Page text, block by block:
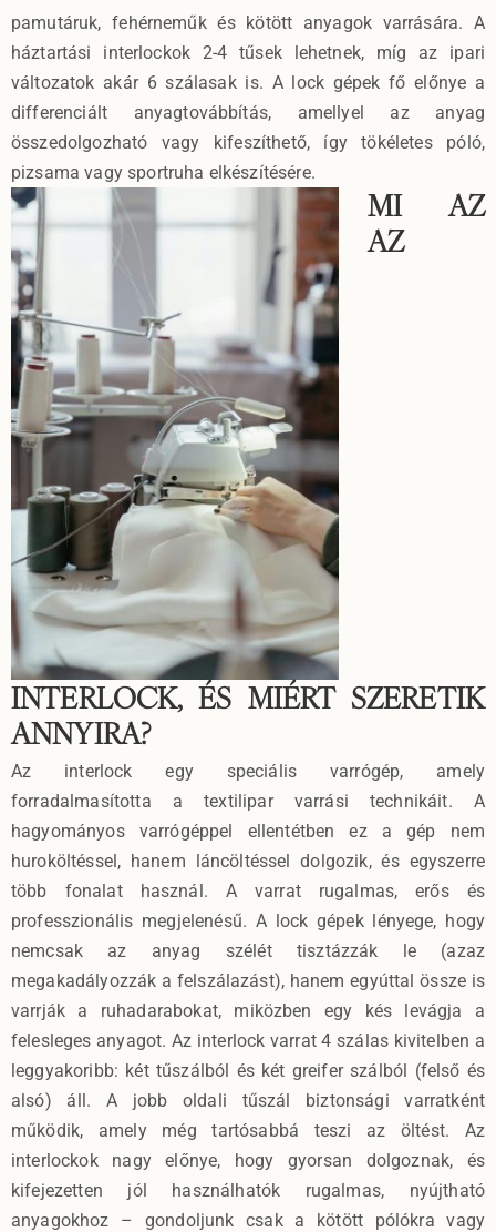
pamutáruk, fehérneműk és kötött anyagok varrására. A
háztartási interlockok 2-4 tűsek lehetnek, míg az ipari
változatok akár 6 szálasak is. A lock gépek fő előnye a
differenciált anyagtovábbítás, amellyel az anyag
összedolgozható vagy kifeszíthető, így tökéletes póló,
pizsama vagy sportruha elkészítésére.
MI AZ
AZ
INTERLOCK, ÉS MIÉRT SZERETIK
ANNYIRA?
Az interlock egy speciális varrógép, amely
forradalmasította a textilipar varrási technikáit. A
hagyományos varrógéppel ellentétben ez a gép nem
huroköltéssel, hanem láncöltéssel dolgozik, és egyszerre
több fonalat használ. A varrat rugalmas, erős és
professzionális megjelenésű. A lock gépek lényege, hogy
nemcsak az anyag szélét tisztázzák le (azaz
megakadályozzák a felszálazást), hanem egyúttal össze is
varrják a ruhadarabokat, miközben egy kés levágja a
felesleges anyagot. Az interlock varrat 4 szálas kivitelben a
leggyakoribb: két tűszálból és két greifer szálból (felső és
alsó) áll. A jobb oldali tűszál biztonsági varratként
működik, amely még tartósabbá teszi az öltést. Az
interlockok nagy előnye, hogy gyorsan dolgoznak, és
kifejezetten jól használhatók rugalmas, nyújtható
anyagokhoz – gondoljunk csak a kötött pólókra vagy